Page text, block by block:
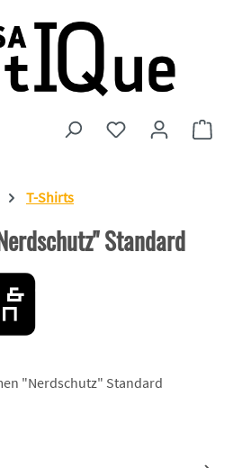
Du hast 0
T-Shirts
Standard